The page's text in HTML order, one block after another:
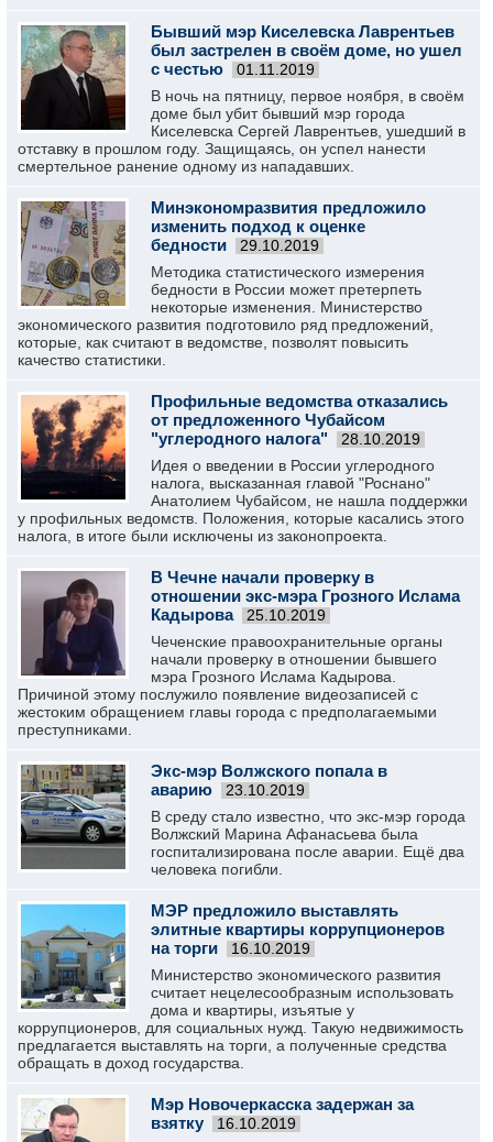
Бывший мэр Киселевска Лаврентьев
был застрелен в своём доме, но ушел
с честью
01.11.2019
В ночь на пятницу, первое ноября, в своём
доме был убит бывший мэр города
Киселевска Сергей Лаврентьев, ушедший в
отставку в прошлом году. Защищаясь, он успел нанести
смертельное ранение одному из нападавших.
Минэкономразвития предложило
изменить подход к оценке
бедности
29.10.2019
Методика статистического измерения
бедности в России может претерпеть
некоторые изменения. Министерство
экономического развития подготовило ряд предложений,
которые, как считают в ведомстве, позволят повысить
качество статистики.
Профильные ведомства отказались
от предложенного Чубайсом
"углеродного налога"
28.10.2019
Идея о введении в России углеродного
налога, высказанная главой "Роснано"
Анатолием Чубайсом, не нашла поддержки
у профильных ведомств. Положения, которые касались этого
налога, в итоге были исключены из законопроекта.
В Чечне начали проверку в
отношении экс-мэра Грозного Ислама
Кадырова
25.10.2019
Чеченские правоохранительные органы
начали проверку в отношении бывшего
мэра Грозного Ислама Кадырова.
Причиной этому послужило появление видеозаписей с
жестоким обращением главы города с предполагаемыми
преступниками.
Экс-мэр Волжского попала в
аварию
23.10.2019
В среду стало известно, что экс-мэр города
Волжский Марина Афанасьева была
госпитализирована после аварии. Ещё два
человека погибли.
МЭР предложило выставлять
элитные квартиры коррупционеров
на торги
16.10.2019
Министерство экономического развития
считает нецелесообразным использовать
дома и квартиры, изъятые у
коррупционеров, для социальных нужд. Такую недвижимость
предлагается выставлять на торги, а полученные средства
обращать в доход государства.
Мэр Новочеркасска задержан за
взятку
16.10.2019